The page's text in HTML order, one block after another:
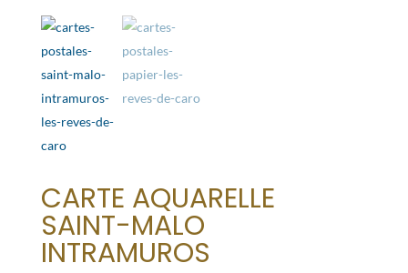
CARTE AQUARELLE
SAINT-MALO
INTRAMUROS